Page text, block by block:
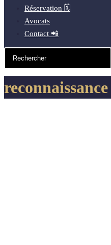
Réservation 🗓️
Avocats
Contact 📲